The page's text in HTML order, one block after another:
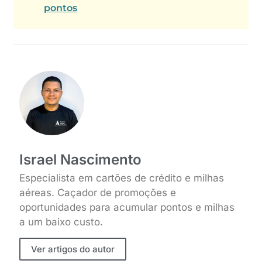
pontos
Israel Nascimento
Especialista em cartões de crédito e milhas
aéreas. Caçador de promoções e
oportunidades para acumular pontos e milhas
a um baixo custo.
Ver artigos do autor